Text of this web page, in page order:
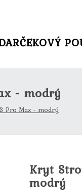
- modrý
Pro Max - modrý
Kryt
modrý